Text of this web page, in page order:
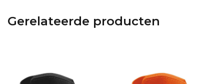
Gerelateerde producten